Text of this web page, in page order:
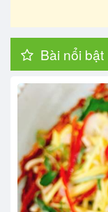
Bài nổi bật